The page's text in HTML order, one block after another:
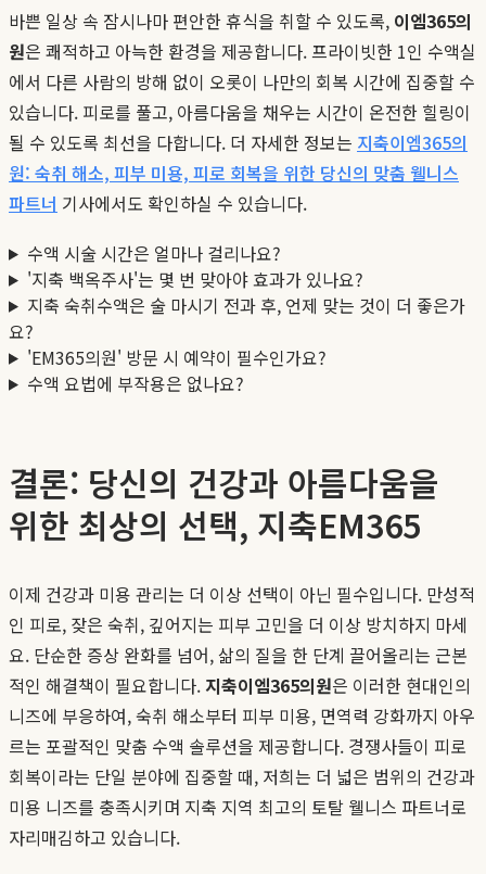
바쁜 일상 속 잠시나마 편안한 휴식을 취할 수 있도록, 이엠365의
원은 쾌적하고 아늑한 환경을 제공합니다. 프라이빗한 1인 수액실
에서 다른 사람의 방해 없이 오롯이 나만의 회복 시간에 집중할 수
있습니다. 피로를 풀고, 아름다움을 채우는 시간이 온전한 힐링이
될 수 있도록 최선을 다합니다. 더 자세한 정보는 지축이엠365의
원: 숙취 해소, 피부 미용, 피로 회복을 위한 당신의 맞춤 웰니스
파트너 기사에서도 확인하실 수 있습니다.
수액 시술 시간은 얼마나 걸리나요?
'지축 백옥주사'는 몇 번 맞아야 효과가 있나요?
지축 숙취수액은 술 마시기 전과 후, 언제 맞는 것이 더 좋은가
요?
'EM365의원' 방문 시 예약이 필수인가요?
수액 요법에 부작용은 없나요?
결론: 당신의 건강과 아름다움을
위한 최상의 선택, 지축EM365
이제 건강과 미용 관리는 더 이상 선택이 아닌 필수입니다. 만성적
인 피로, 잦은 숙취, 깊어지는 피부 고민을 더 이상 방치하지 마세
요. 단순한 증상 완화를 넘어, 삶의 질을 한 단계 끌어올리는 근본
적인 해결책이 필요합니다. 지축이엠365의원은 이러한 현대인의
니즈에 부응하여, 숙취 해소부터 피부 미용, 면역력 강화까지 아우
르는 포괄적인 맞춤 수액 솔루션을 제공합니다. 경쟁사들이 피로
회복이라는 단일 분야에 집중할 때, 저희는 더 넓은 범위의 건강과
미용 니즈를 충족시키며 지축 지역 최고의 토탈 웰니스 파트너로
자리매김하고 있습니다.